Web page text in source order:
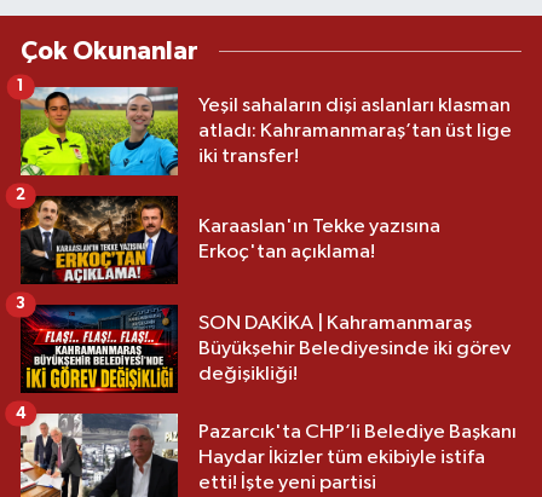
Çok Okunanlar
Yeşil sahaların dişi aslanları klasman
atladı: Kahramanmaraş’tan üst lige
iki transfer!
1
Karaaslan'ın Tekke yazısına
Erkoç'tan açıklama!
2
SON DAKİKA | Kahramanmaraş
Büyükşehir Belediyesinde iki görev
değişikliği!
3
Pazarcık'ta CHP’li Belediye Başkanı
Haydar İkizler tüm ekibiyle istifa
etti! İşte yeni partisi
4